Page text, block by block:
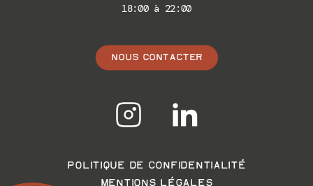
18:00 à 22:00
NOUS CONTACTER
POLITIQUE DE CONFIDENTIALITÉ
MENTIONS LÉGALES